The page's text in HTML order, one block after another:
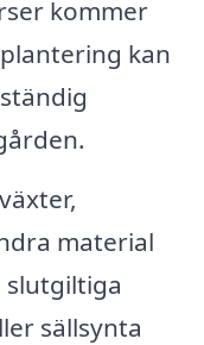
kommer
kan
material
slutgiltiga
sällsynta